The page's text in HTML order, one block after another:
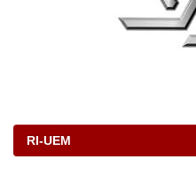
RI-UEM